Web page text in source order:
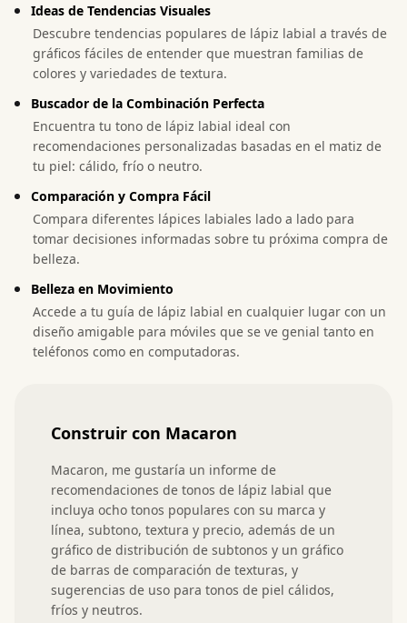
Ideas de Tendencias Visuales
Descubre tendencias populares de lápiz labial a través de
gráficos fáciles de entender que muestran familias de
colores y variedades de textura.
Buscador de la Combinación Perfecta
Encuentra tu tono de lápiz labial ideal con
recomendaciones personalizadas basadas en el matiz de
tu piel: cálido, frío o neutro.
Comparación y Compra Fácil
Compara diferentes lápices labiales lado a lado para
tomar decisiones informadas sobre tu próxima compra de
belleza.
Belleza en Movimiento
Accede a tu guía de lápiz labial en cualquier lugar con un
diseño amigable para móviles que se ve genial tanto en
teléfonos como en computadoras.
Construir con Macaron
Macaron, me gustaría un informe de
recomendaciones de tonos de lápiz labial que
incluya ocho tonos populares con su marca y
línea, subtono, textura y precio, además de un
gráfico de distribución de subtonos y un gráfico
de barras de comparación de texturas, y
sugerencias de uso para tonos de piel cálidos,
fríos y neutros.